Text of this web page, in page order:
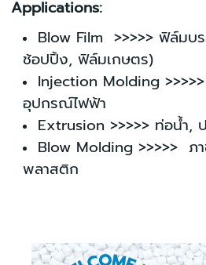
Applications:
Blow Film >>>>> ฟิล์ม
ช้อปปิ้ง, ฟิล์มเกษตร)
Injection Molding
อุปกรณ์ไฟฟ้า
Extrusion >>>>> ท่อน้ำ,
Blow Molding >>>>> ภา
พลาสติก